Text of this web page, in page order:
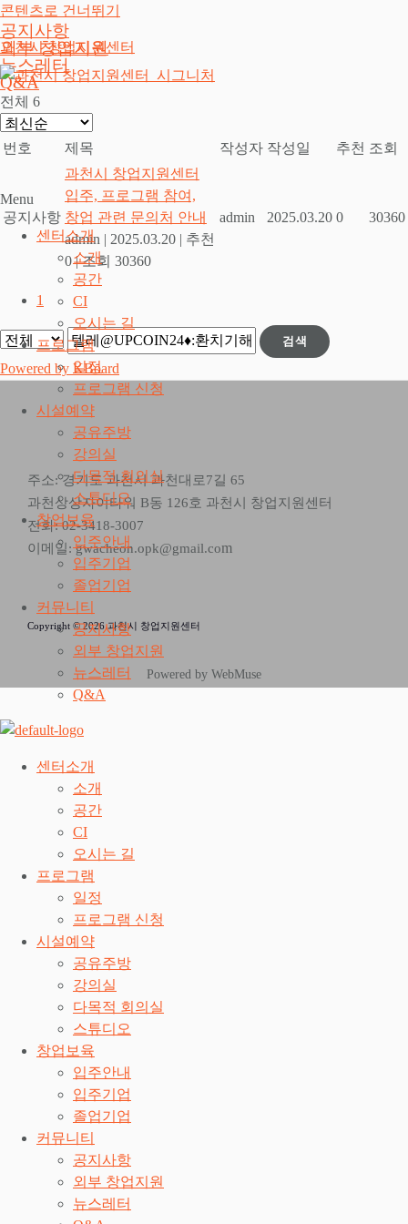
콘텐츠로 건너뛰기
과천시 창업지원센터
Menu
센터소개
소개
공간
CI
오시는 길
프로그램
일정
프로그램 신청
시설예약
공유주방
강의실
다목적 회의실
스튜디오
창업보육
입주안내
입주기업
졸업기업
커뮤니티
공지사항
외부 창업지원
뉴스레터
Q&A
센터소개
소개
공간
CI
오시는 길
프로그램
일정
프로그램 신청
시설예약
공유주방
강의실
다목적 회의실
스튜디오
창업보육
입주안내
입주기업
졸업기업
커뮤니티
공지사항
외부 창업지원
뉴스레터
공지사항
외부 창업지원
뉴스레터
Q&A
전체 6
번호 제목 작성자 작성일 추천 조회
공지사항
과천시 창업지원센터
입주, 프로그램 참여,
창업 관련 문의처 안내
admin | 2025.03.20 | 추천
0 | 조회 30360
admin 2025.03.20 0 30360
1
검색
Powered by KBoard
주소: 경기도 과천시 과천대로7길 65
과천상상자이타워 B동 126호 과천시 창업지원센터
전화: 02-3418-3007
이메일: gwacheon.opk@gmail.com
Copyright © 2026 과천시 창업지원센터
Powered by WebMuse